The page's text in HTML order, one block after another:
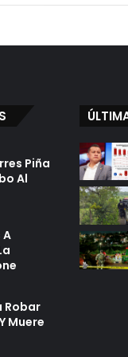
Piña
Al
A
Muere